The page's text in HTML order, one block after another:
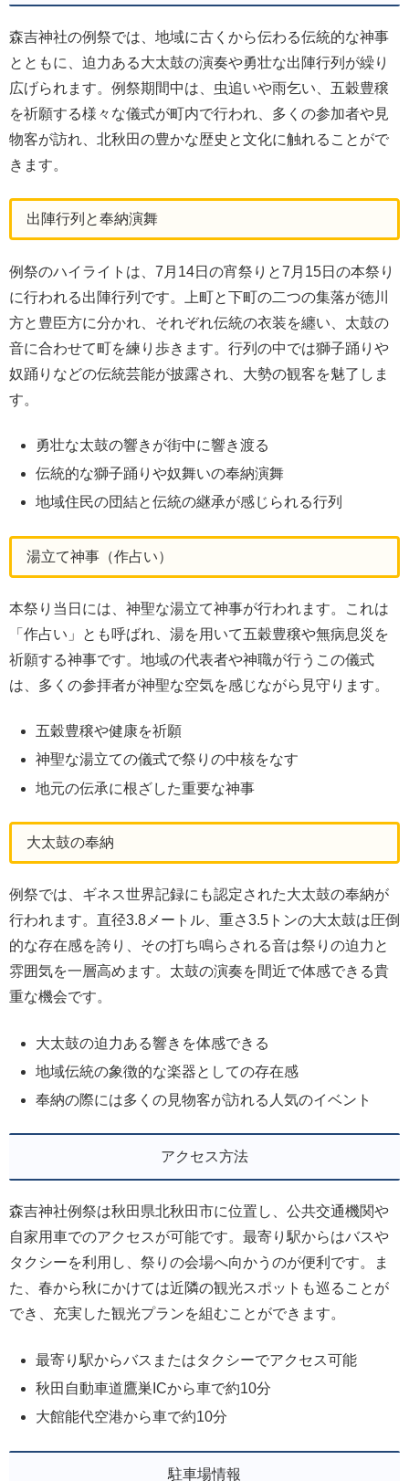
森吉神社の例祭では、地域に古くから伝わる伝統的な神事
とともに、迫力ある大太鼓の演奏や勇壮な出陣行列が繰り
広げられます。例祭期間中は、虫追いや雨乞い、五穀豊穣
を祈願する様々な儀式が町内で行われ、多くの参加者や見
物客が訪れ、北秋田の豊かな歴史と文化に触れることがで
きます。
出陣行列と奉納演舞
例祭のハイライトは、7月14日の宵祭りと7月15日の本祭り
に行われる出陣行列です。上町と下町の二つの集落が徳川
方と豊臣方に分かれ、それぞれ伝統の衣装を纏い、太鼓の
音に合わせて町を練り歩きます。行列の中では獅子踊りや
奴踊りなどの伝統芸能が披露され、大勢の観客を魅了しま
す。
勇壮な太鼓の響きが街中に響き渡る
伝統的な獅子踊りや奴舞いの奉納演舞
地域住民の団結と伝統の継承が感じられる行列
湯立て神事（作占い）
本祭り当日には、神聖な湯立て神事が行われます。これは
「作占い」とも呼ばれ、湯を用いて五穀豊穣や無病息災を
祈願する神事です。地域の代表者や神職が行うこの儀式
は、多くの参拝者が神聖な空気を感じながら見守ります。
五穀豊穣や健康を祈願
神聖な湯立ての儀式で祭りの中核をなす
地元の伝承に根ざした重要な神事
大太鼓の奉納
例祭では、ギネス世界記録にも認定された大太鼓の奉納が
行われます。直径3.8メートル、重さ3.5トンの大太鼓は圧倒
的な存在感を誇り、その打ち鳴らされる音は祭りの迫力と
雰囲気を一層高めます。太鼓の演奏を間近で体感できる貴
重な機会です。
大太鼓の迫力ある響きを体感できる
地域伝統の象徴的な楽器としての存在感
奉納の際には多くの見物客が訪れる人気のイベント
アクセス方法
森吉神社例祭は秋田県北秋田市に位置し、公共交通機関や
自家用車でのアクセスが可能です。最寄り駅からはバスや
タクシーを利用し、祭りの会場へ向かうのが便利です。ま
た、春から秋にかけては近隣の観光スポットも巡ることが
でき、充実した観光プランを組むことができます。
最寄り駅からバスまたはタクシーでアクセス可能
秋田自動車道鷹巣ICから車で約10分
大館能代空港から車で約10分
駐車場情報